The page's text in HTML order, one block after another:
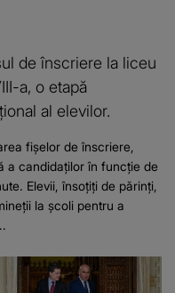
de înscriere la liceu
a, o etapă
al elevilor.
fișelor de înscriere,
a candidaților în funcție de
Elevii, însoțiți de părinți,
la școli pentru a